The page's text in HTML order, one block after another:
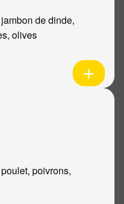
de dinde,
olives
poivrons,